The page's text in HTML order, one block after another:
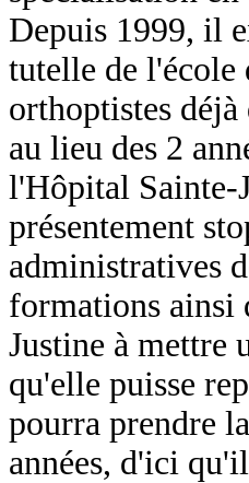
Depuis 1999, il
tutelle de
orthoptistes
au lieu des 2
l'Hôpital Sainte-
présentement
administratives
formations ainsi
Justine à mettre
qu'elle puisse
pourra prendre
années, d'ici